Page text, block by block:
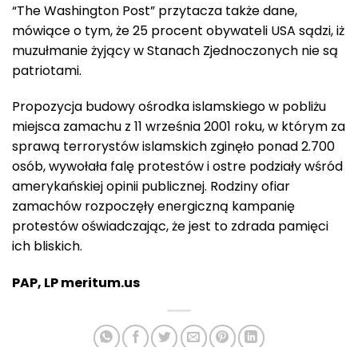
“The Washington Post” przytacza także dane,
mówiące o tym, że 25 procent obywateli USA sądzi, iż
muzułmanie żyjący w Stanach Zjednoczonych nie są
patriotami.
Propozycja budowy ośrodka islamskiego w pobliżu
miejsca zamachu z 11 września 2001 roku, w którym za
sprawą terrorystów islamskich zginęło ponad 2.700
osób, wywołała falę protestów i ostre podziały wśród
amerykańskiej opinii publicznej. Rodziny ofiar
zamachów rozpoczęły energiczną kampanię
protestów oświadczając, że jest to zdrada pamięci
ich bliskich.
PAP, LP meritum.us